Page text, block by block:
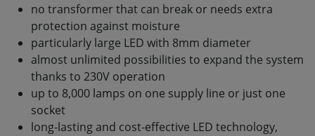
no transformer that can break or needs extra
protection against moisture
particularly large LED with 8mm diameter
almost unlimited possibilities to expand the system
thanks to 230V operation
up to 8,000 lamps on one supply line or just one
socket
long-lasting and cost-effective LED technology,